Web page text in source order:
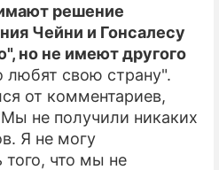
решение
Чейни и Гонсалесу
но не имеют другого
любят свою страну".
от комментариев,
не получили никаких
Я не могу
что мы не